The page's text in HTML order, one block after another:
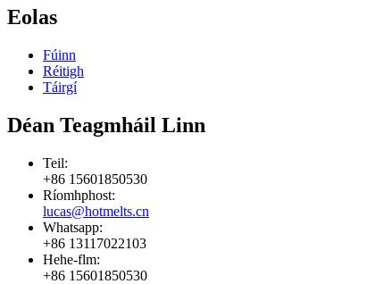
Eolas
Fúinn
Réitigh
Táirgí
Déan Teagmháil Linn
Teil:
+86 15601850530
Ríomhphost:
lucas@hotmelts.cn
Whatsapp:
+86 13117022103
Hehe-flm:
+86 15601850530